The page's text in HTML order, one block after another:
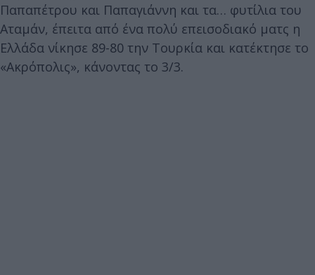
Παπαπέτρου και Παπαγιάννη και τα… φυτίλια του
Αταμάν, έπειτα από ένα πολύ επεισοδιακό ματς η
Ελλάδα νίκησε 89-80 την Τουρκία και κατέκτησε το
«Ακρόπολις», κάνοντας το 3/3.